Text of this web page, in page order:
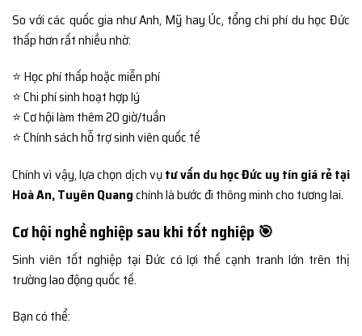
So với các quốc gia như Anh, Mỹ hay Úc, tổng chi phí du học Đức
thấp hơn rất nhiều nhờ:
⭐ Học phí thấp hoặc miễn phí
⭐ Chi phí sinh hoạt hợp lý
⭐ Cơ hội làm thêm 20 giờ/tuần
⭐ Chính sách hỗ trợ sinh viên quốc tế
Chính vì vậy, lựa chọn dịch vụtư vấn du học Đức uy tín giá rẻ tại
Hoà An, Tuyên Quangchính là bước đi thông minh cho tương lai.
Cơ hội nghề nghiệp sau khi tốt nghiệp 🎯
Sinh viên tốt nghiệp tại Đức có lợi thế cạnh tranh lớn trên thị
trường lao động quốc tế.
Bạn có thể: